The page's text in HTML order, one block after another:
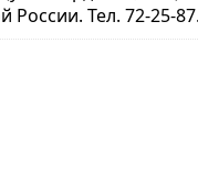
России. Тел. 72-25-87.